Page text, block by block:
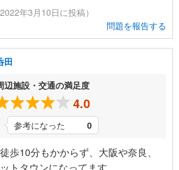
年3月10日に投稿）
問題を報告する
田
辺施設・交通の満足度
4.0
参考になった 0
歩10分もかからず、大阪や奈良、